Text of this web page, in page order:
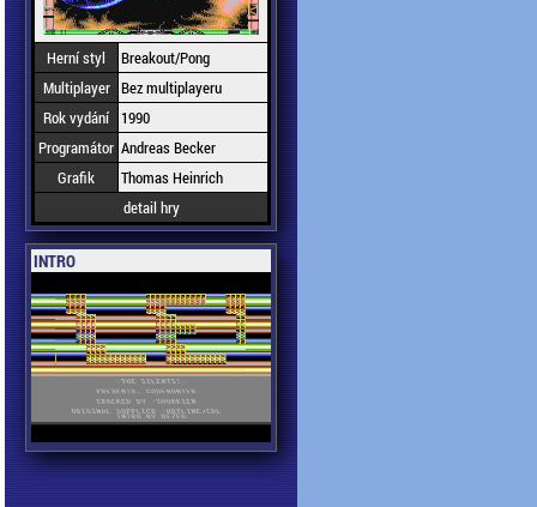
Herní styl
Breakout/Pong
Multiplayer Bez multiplayeru
Rok vydání
1990
Programátor Andreas Becker
Grafik
Thomas Heinrich
detail hry
INTRO